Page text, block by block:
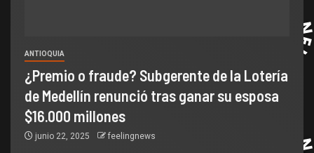
ANTIOQUIA
¿Premio o fraude? Subgerente de la Lotería
de Medellín renunció tras ganar su esposa
$16.000 millones
junio 22, 2025 feelingnews